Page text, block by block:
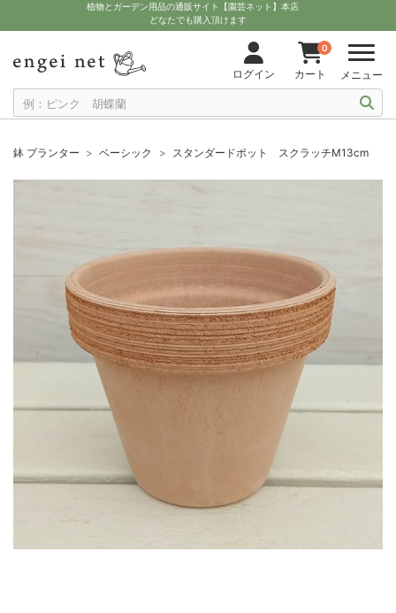
植物とガーデン用品の通販サイト【園芸ネット】本店
どなたでも購入頂けます
ログイン
0
カート メニュー
鉢 プランター ベーシック スタンダードポット スクラッチM13cm